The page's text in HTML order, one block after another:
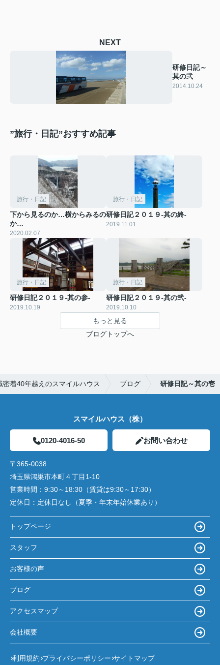
NEXT
研修日記～
其の弐
2014.10.24
”旅行・日記”おすすめ記事
旅行・日記
下から見るのか…横からみるの
か…
2020.02.07
旅行・日記
研修日記２０１９-其の終-
2019.11.01
旅行・日記
研修日記２０１９-其の参-
2019.10.19
旅行・日記
研修日記２０１９-其の弐-
2019.10.10
もっと見る
ブログトップへ
着40年越えのスマイルハウス ブログ 研修日記～其の壱
スマイルハウス（株）
0120-4016-50 お問い合わせ
〒365-0038
埼玉県鴻巣市本町４丁目1-10
営業時間： 9:30～18:30（賃貸は9:30～17:30）
定休日： 定休日なし（夏季・年末年始休業あり）
トップページ
スタッフ
お客様の声
ブログ
アクセスマップ
会社概要
利用規約 プライバシーポリシー サイトマップ